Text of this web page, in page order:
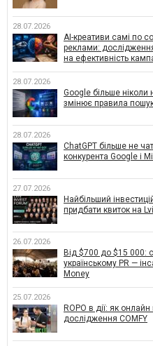
28.07.2026
AI-креативи самі по
реклами:
на ефективність
28.07.2026
Google більше
змінює правила
28.07.2026
ChatGPT більше не
конкурента Google і
27.07.2026
Найбільший
придбати квиток на
26.07.2026
Від $700 до $15 000:
українському PR —
Money
25.07.2026
ROPO в дії: як
дослідження COMFY